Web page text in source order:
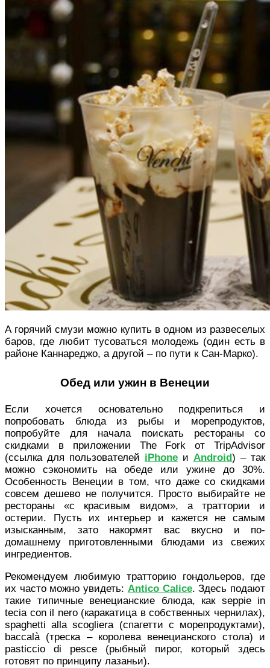
А горячий смузи можно купить в одном из развеселых
баров, где любит тусоваться молодежь (один есть в
районе Каннареджо, а другой – по пути к Сан-Марко).
Обед или ужин в Венеции
Если хочется основательно подкрепиться и
попробовать блюда из рыбы и морепродуктов,
попробуйте для начала поискать рестораны со
скидками в приложении The Fork от TripAdvisor
(ссылка для пользователей iPhone и Android) – так
можно сэкономить на обеде или ужине до 30%.
Особенность Венеции в том, что даже со скидками
совсем дешево не получится. Просто выбирайте не
рестораны «с красивым видом», а траттории и
остерии. Пусть их интерьер и кажется не самым
изысканным, зато накормят вас вкусно и по-
домашнему приготовленными блюдами из свежих
ингредиентов.
Рекомендуем любимую тратторию гондольеров, где
их часто можно увидеть: Antico Calice. Здесь подают
такие типичные венецианские блюда, как seppie in
tecia con il nero (каракатица в собственных чернилах),
spaghetti alla scogliera (спагетти с морепродуктами),
baccalà (треска – королева венецианского стола) и
pasticcio di pesce (рыбный пирог, который здесь
готовят по принципу лазаньи).